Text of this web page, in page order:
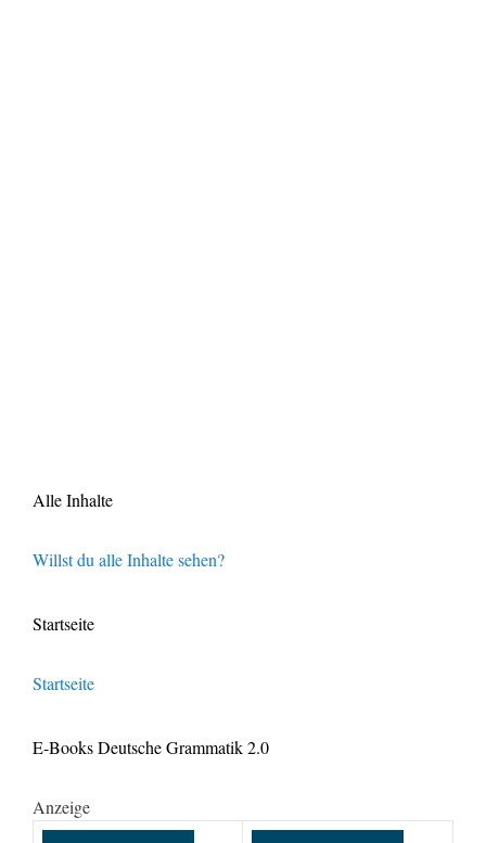
Alle Inhalte
Willst du alle Inhalte sehen?
Startseite
Startseite
E-Books Deutsche Grammatik 2.0
Anzeige